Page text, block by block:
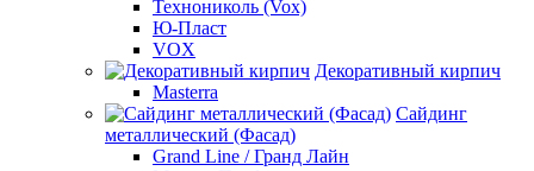
Технониколь (Vox)
Ю-Пласт
VOX
Декоративный кирпич
Masterra
Сайдинг
металлический (Фасад)
Grand Line / Гранд Лайн